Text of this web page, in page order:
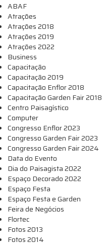
ABAF
Atrações
Atrações 2018
Atrações 2019
Atrações 2022
Business
Capacitação
Capacitação 2019
Capacitação Enflor 2018
Capacitação Garden Fair 2018
Centro Paisagístico
Computer
Congresso Enflor 2023
Congresso Garden Fair 2023
Congresso Garden Fair 2024
Data do Evento
Dia do Paisagista 2022
Espaço Decorado 2022
Espaço Festa
Espaço Festa e Garden
Feira de Negócios
Flortec
Fotos 2013
Fotos 2014